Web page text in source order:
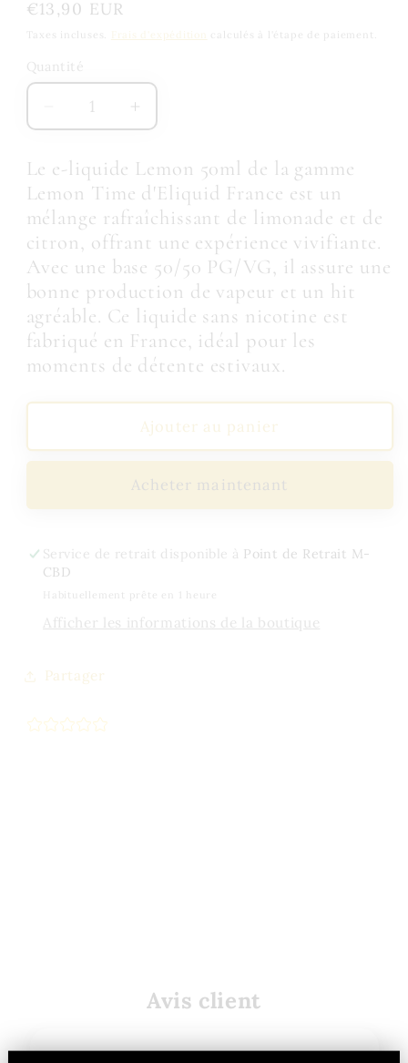
Prix
habituel
€13,90 EUR
Taxes incluses. Frais d'expédition calculés à l'étape de paiement.
Quantité
Quantité
Réduire
la
quantité
de
Lemon
50ml
Lemon
Time
France
Augmenter
la
de
Lemon
50ml
Lemon
Time
Eliquid
France
Le e-liquide Lemon 50ml de la gamme
Lemon Time d'Eliquid France est un
mélange rafraîchissant de limonade et de
citron, offrant une expérience vivifiante.
Avec une base 50/50 PG/VG, il assure une
bonne production de vapeur et un hit
agréable. Ce liquide sans nicotine est
fabriqué en France, idéal pour les
moments de détente estivaux.
Ajouter au panier
Acheter maintenant
Service de retrait disponible à Point de Retrait M-
CBD
Habituellement prête en 1 heure
Afficher les informations de la boutique
Partager
Avis client